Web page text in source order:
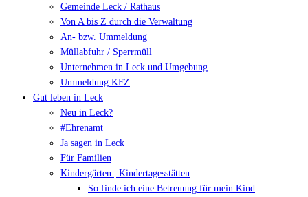
Gemeinde Leck / Rathaus
Von A bis Z durch die Verwaltung
An- bzw. Ummeldung
Müllabfuhr / Sperrmüll
Unternehmen in Leck und Umgebung
Ummeldung KFZ
Gut leben in Leck
Neu in Leck?
#Ehrenamt
Ja sagen in Leck
Für Familien
Kindergärten | Kindertagesstätten
So finde ich eine Betreuung für mein Kind